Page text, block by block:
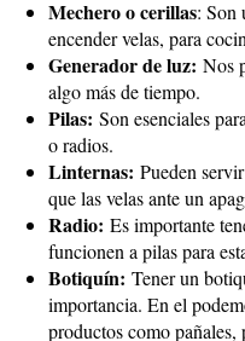
Mechero o cerillas: Son
encender velas, para
Generador de luz: Nos
algo más de tiempo.
Pilas: Son esenciales
o radios.
Linternas: Pueden
que las velas ante un
Radio: Es importante
funcionen a pilas para
Botiquín: Tener un
importancia. En el
productos como